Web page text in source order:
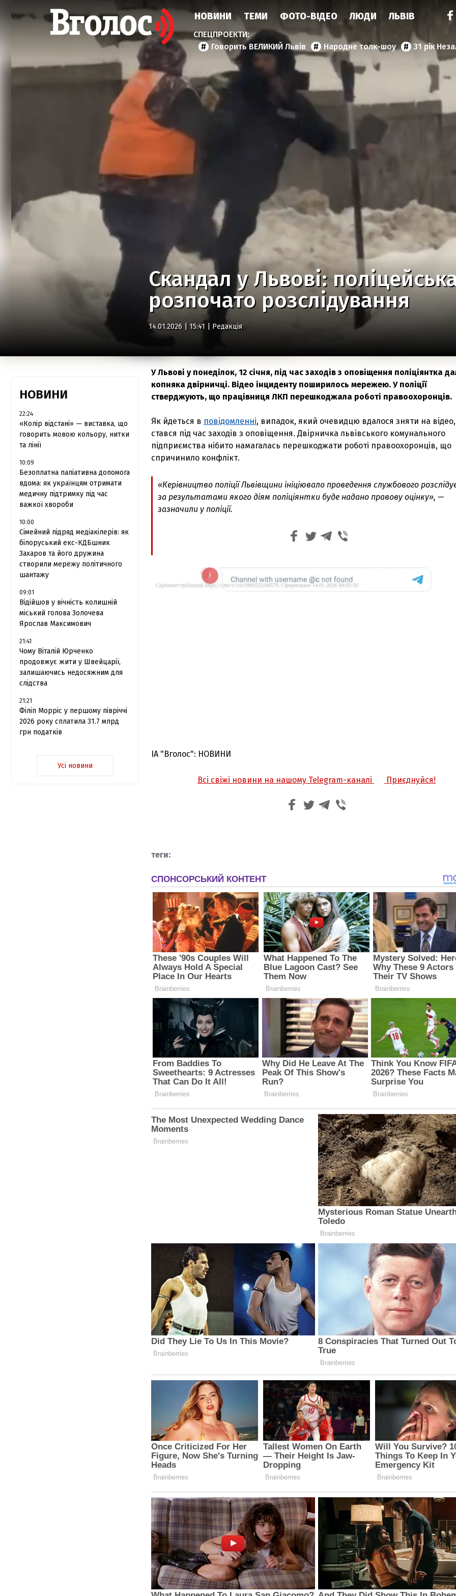
НОВИНИ ТЕМИ ФОТО-ВІДЕО ЛЮДИ ЛЬВІВ
Говорить ВЕЛИКИЙ Львів Народне толк-шоу 31 рік
Скандал у Львові:
розпочато розслідування
14.01.2026 | 15:41 | Редакція
НОВИНИ
22:24
«Колір відстані» — виставка, що
говорить мовою кольору, нитки
та лінії
10:09
Безоплатна паліативна допомога
вдома: як українцям отримати
медичну підтримку під час
важкої хвороби
10:00
Сімейний підряд медіакілерів: як
білоруський екс-КДБшник
Захаров та його дружина
створили мережу політичного
шантажу
09:01
Відійшов у вічність колишній
міський голова Золочева
Ярослав Максимович
21:41
Чому Віталій Юрченко
продовжує жити у Швейцарії,
залишаючись недосяжним для
слідства
21:21
Філіп Морріс у першому півріччі
2026 року сплатила 31.7 млрд
грн податків
Усі новини
У Львові у понеділок, 12 січня, під час заходів з оповіщення поліціянтка
копняка двірничці. Відео інциденту поширилось мережею. У поліції
стверджують, що працівниця ЛКП перешкоджала роботі правоохоронців.
Як йдеться в повідомленні, випадок, який очевидцю вдалося зняти на відео,
стався під час заходів з оповіщення. Двірничка львівського комунального
підприємства нібито намагалась перешкоджати роботі правоохоронців, що
спричинило конфлікт.
«Керівництво поліції Львівщини ініціювало проведення службового
за результатами якого діям поліціянтки буде надано правову оцінку», —
зазначили у поліції.
ІА "Вголос": НОВИНИ
Всі свіжі новини на нашому Telegram-каналі Приєднуйся!
З'явилося відео знищеного ворожого